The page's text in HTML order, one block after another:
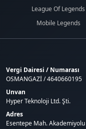
League Of Legends
Mobile Legends
Vergi Dairesi / Numarası
OSMANGAZİ / 4640660195
Unvan
Hyper Teknoloji Ltd. Şti.
Adres
Esentepe Mah.